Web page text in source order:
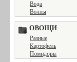
Вода
Волны
ОВОЩИ
Разные
Картофель
Помидоры